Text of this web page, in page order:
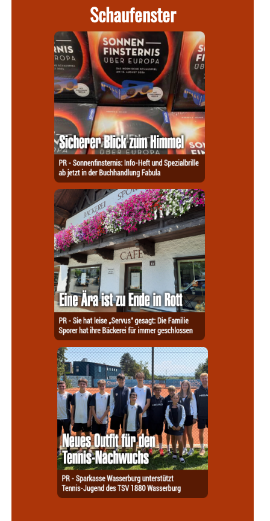
Schaufenster